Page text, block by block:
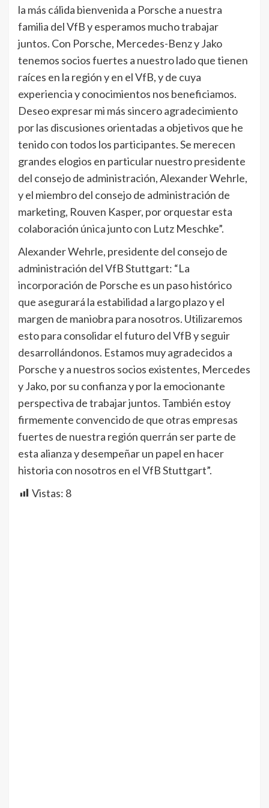
la más cálida bienvenida a Porsche a nuestra
familia del VfB y esperamos mucho trabajar
juntos. Con Porsche, Mercedes-Benz y Jako
tenemos socios fuertes a nuestro lado que tienen
raíces en la región y en el VfB, y de cuya
experiencia y conocimientos nos beneficiamos.
Deseo expresar mi más sincero agradecimiento
por las discusiones orientadas a objetivos que he
tenido con todos los participantes. Se merecen
grandes elogios en particular nuestro presidente
del consejo de administración, Alexander Wehrle,
y el miembro del consejo de administración de
marketing, Rouven Kasper, por orquestar esta
colaboración única junto con Lutz Meschke”.
Alexander Wehrle, presidente del consejo de
administración del VfB Stuttgart: “La
incorporación de Porsche es un paso histórico
que asegurará la estabilidad a largo plazo y el
margen de maniobra para nosotros. Utilizaremos
esto para consolidar el futuro del VfB y seguir
desarrollándonos. Estamos muy agradecidos a
Porsche y a nuestros socios existentes, Mercedes
y Jako, por su confianza y por la emocionante
perspectiva de trabajar juntos. También estoy
firmemente convencido de que otras empresas
fuertes de nuestra región querrán ser parte de
esta alianza y desempeñar un papel en hacer
historia con nosotros en el VfB Stuttgart”.
Vistas: 8